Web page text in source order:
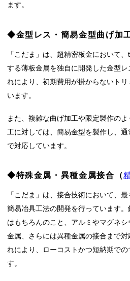
ます。
◆金型レス・簡易金型曲げ加
「こだま」は、超精密板金において
する薄板金属を独自に開発した金型
れにより、初期費用が掛からないト
います。
また、複雑な曲げ加工や限定製作の
工に対しては、簡易金型を製作し、
で対応しています。
◆特殊金属・異種金属接合（
「こだま」は、接合技術において、
簡易冶具工法の開発を行っています
はもちろんのこと、アルミやマグネ
金属、さらには異種金属の接合まで
れにより、ローコストかつ短納期で
す。